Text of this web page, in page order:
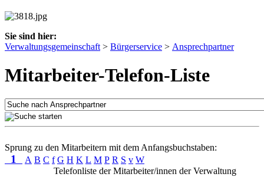
Sie sind hier:
Verwaltungsgemeinschaft > Bürgerservice > Ansprechpartner
Mitarbeiter-Telefon-Liste
Sprung zu den Mitarbeitern mit dem Anfangsbuchstaben:
1 A B C f G H K L M P R S v W
Telefonliste der Mitarbeiter/innen der Verwaltung